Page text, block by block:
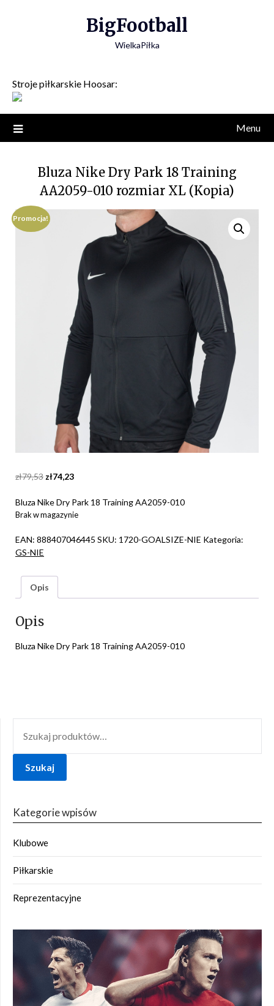
BigFootball
WielkaPiłka
Stroje piłkarskie Hoosar:
Menu
Bluza Nike Dry Park 18 Training
AA2059-010 rozmiar XL (Kopia)
Promocja!
zł79,53 Original
was:
zł79,53.
zł74,23Current
is:
zł74,23.
Bluza Nike Dry Park 18 Training AA2059-010
Brak w magazynie
EAN: 888407046445 SKU: 1720-GOALSIZE-NIE Kategoria:
GS-NIE
Opis
Opis
Bluza Nike Dry Park 18 Training AA2059-010
Szukaj
Kategorie wpisów
Klubowe
Piłkarskie
Reprezentacyjne